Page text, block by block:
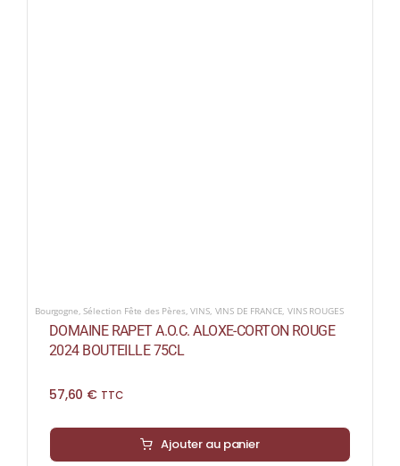
Bourgogne,Sélection Fête des Pères,VINS, VINS DE FRANCE,VINS ROUGES
DOMAINE RAPET A.O.C. ALOXE-CORTON ROUGE
2024 BOUTEILLE 75CL
57,60 € TTC
Ajouter au panier